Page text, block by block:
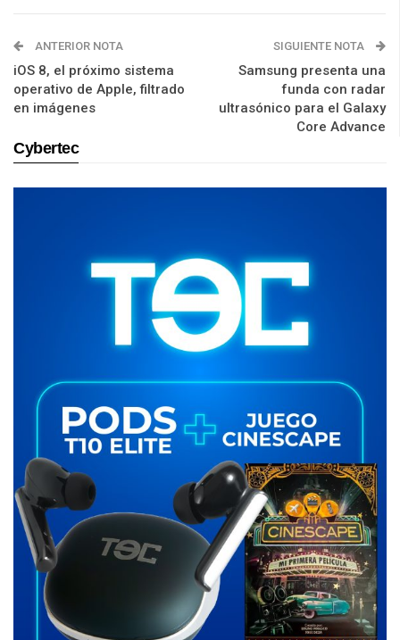
ANTERIOR NOTA
iOS 8, el próximo sistema
operativo de Apple, filtrado
en imágenes
SIGUIENTE NOTA
Samsung presenta una
funda con radar
ultrasónico para el Galaxy
Core Advance
Cybertec